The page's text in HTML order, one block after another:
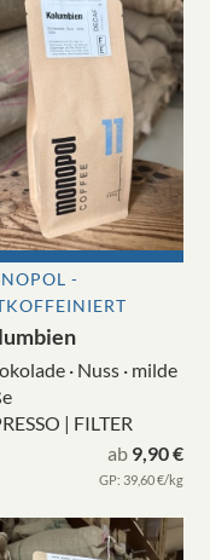
-
· Nuss · milde
| FILTER
ab 9,90 €
GP: 39,60 €/kg